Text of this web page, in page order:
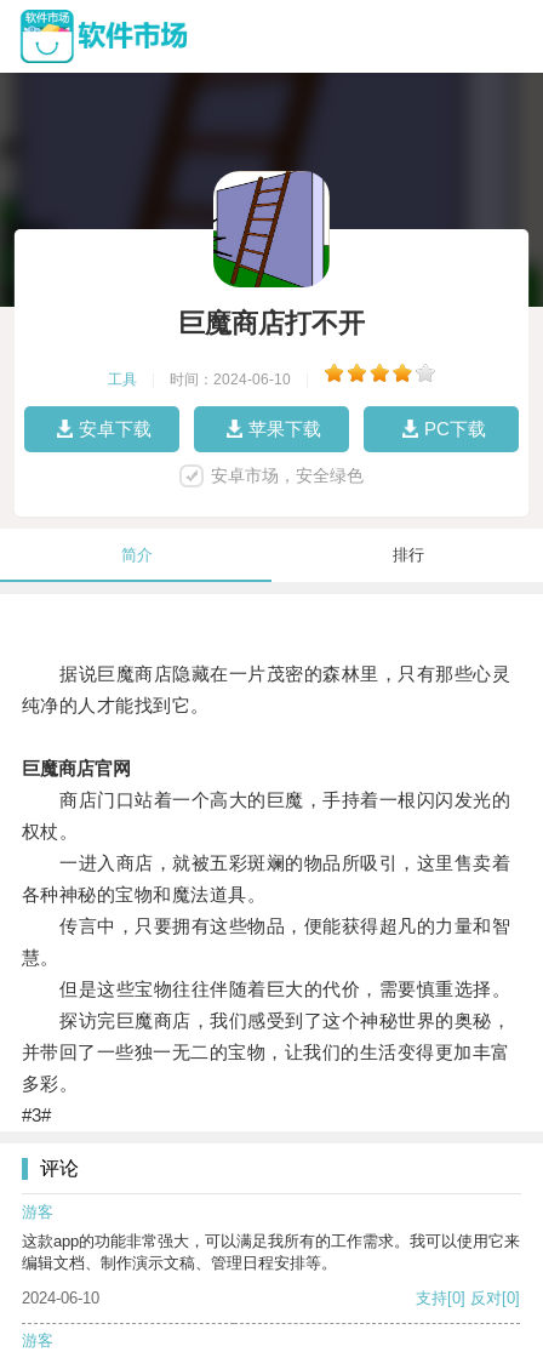
巨魔商店打不开
工具 时间：2024-06-10
安卓下载 苹果下载 PC下载
安卓市场，安全绿色
简介 排行
据说巨魔商店隐藏在一片茂密的森林里，只有那些心灵
纯净的人才能找到它。
巨魔商店官网
商店门口站着一个高大的巨魔，手持着一根闪闪发光的
权杖。
一进入商店，就被五彩斑斓的物品所吸引，这里售卖着
各种神秘的宝物和魔法道具。
传言中，只要拥有这些物品，便能获得超凡的力量和智
慧。
但是这些宝物往往伴随着巨大的代价，需要慎重选择。
探访完巨魔商店，我们感受到了这个神秘世界的奥秘，
并带回了一些独一无二的宝物，让我们的生活变得更加丰富
多彩。
#3#
评论
游客
这款app的功能非常强大，可以满足我所有的工作需求。我可以使用它来
编辑文档、制作演示文稿、管理日程安排等。
2024-06-10
支持[0] 反对[0]
游客